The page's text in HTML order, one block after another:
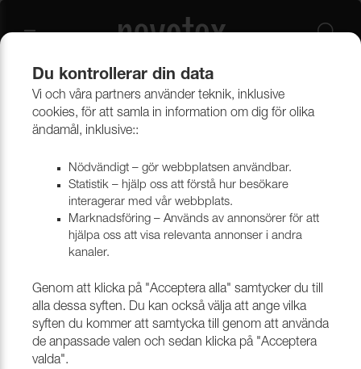
KONTAKTPERSONER
Du kontrollerar din data
Vi och våra partners använder teknik, inklusive
cookies, för att samla in information om dig för olika
ändamål, inklusive::
Nödvändigt – gör webbplatsen användbar.
Statistik – hjälp oss att förstå hur besökare
interagerar med vår webbplats.
Marknadsföring – Används av annonsörer för att
hjälpa oss att visa relevanta annonser i andra
kanaler.
Genom att klicka på "Acceptera alla" samtycker du till
alla dessa syften. Du kan också välja att ange vilka
syften du kommer att samtycka till genom att använda
de anpassade valen och sedan klicka på "Acceptera
valda".